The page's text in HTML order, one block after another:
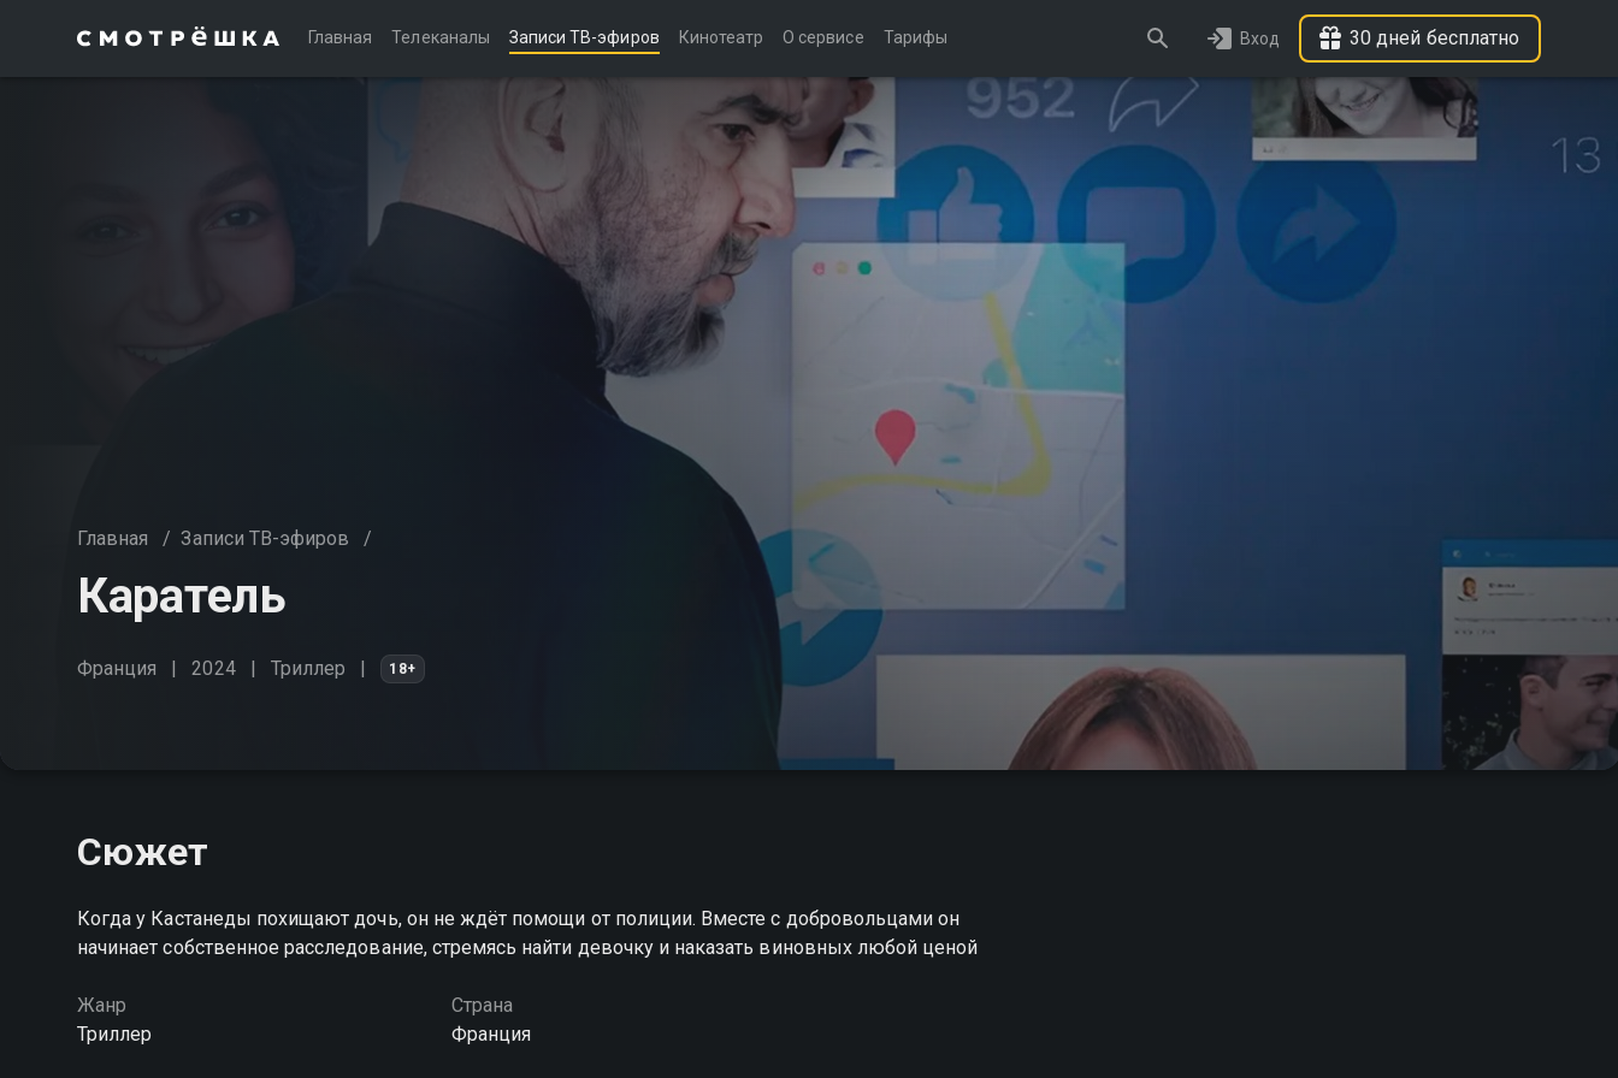
Главная Телеканалы Записи ТВ-эфиров Кинотеатр О сервисе Тарифы Вход 30 дней бесплатно
Главная / Записи ТВ-эфиров /
Каратель
Франция 2024 Триллер 18+
Сюжет
Когда у Кастанеды похищают дочь, он не ждёт помощи от полиции. Вместе с добровольцами он
начинает собственное расследование, стремясь найти девочку и наказать виновных любой ценой
Жанр
Триллер
Страна
Франция